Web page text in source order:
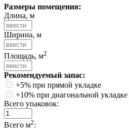
Размеры помещения:
Длина, м
Ширина, м
Площадь, м2
Рекомендуемый запас:
+5% при прямой укладке
+10% при диагональной укладке
Всего упаковок:
Всего м2: